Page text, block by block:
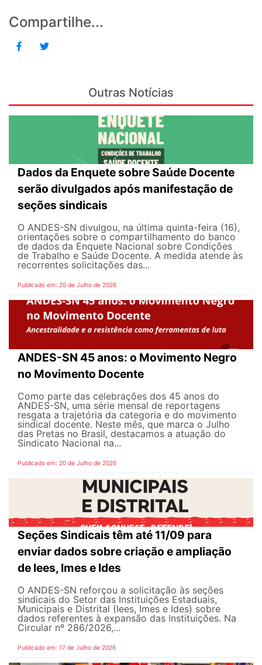
Compartilhe...
Outras Notícias
Dados da Enquete sobre Saúde Docente
serão divulgados após manifestação de
seções sindicais
O ANDES-SN divulgou, na última quinta-feira (16),
orientações sobre o compartilhamento do banco
de dados da Enquete Nacional sobre Condições
de Trabalho e Saúde Docente. A medida atende às
recorrentes solicitações das...
Publicado em: 20 de Julho de 2026
ANDES-SN 45 anos: o Movimento Negro
no Movimento Docente
Como parte das celebrações dos 45 anos do
ANDES-SN, uma série mensal de reportagens
resgata a trajetória da categoria e do movimento
sindical docente. Neste mês, que marca o Julho
das Pretas no Brasil, destacamos a atuação do
Sindicato Nacional na...
Publicado em: 20 de Julho de 2026
Seções Sindicais têm até 11/09 para
enviar dados sobre criação e ampliação
de Iees, Imes e Ides
O ANDES-SN reforçou a solicitação às seções
sindicais do Setor das Instituições Estaduais,
Municipais e Distrital (Iees, Imes e Ides) sobre
dados referentes à expansão das Instituições. Na
Circular nº 286/2026,...
Publicado em: 17 de Julho de 2026